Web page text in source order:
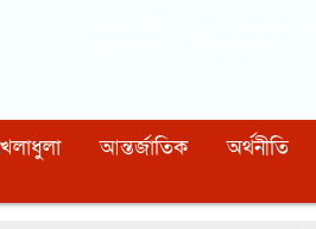
আন্তর্জাতিক অর্থনীতি